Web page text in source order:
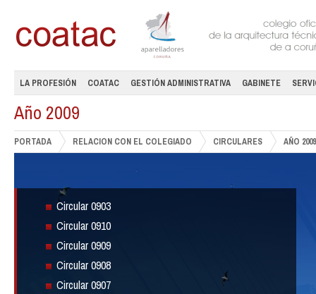
LA PROFESIÓN COATAC GESTIÓN ADMINISTRATIVA GABINETE
Año 2009
PORTADA RELACION CON EL COLEGIADO CIRCULARES AÑO 2009
Circular 0903
Circular 0910
Circular 0909
Circular 0908
Circular 0907